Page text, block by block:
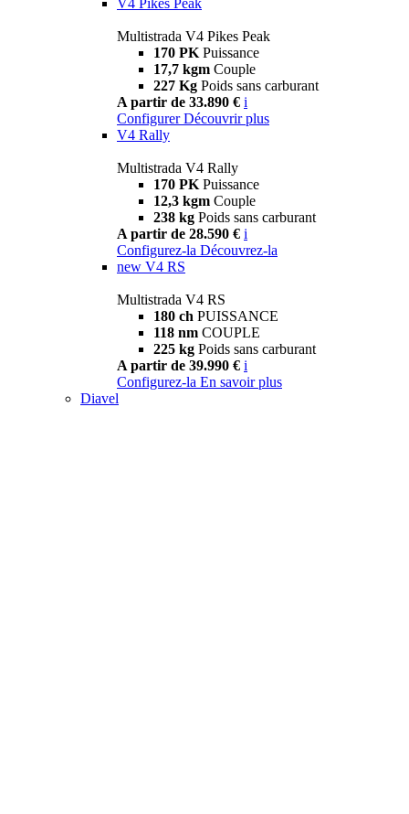
Multistrada V4 Pikes Peak
170 PK Puissance
17,7 kgm Couple
227 Kg Poids sans carburant
A partir de 33.890 € i
Configurer Découvrir plus
V4 Rally
Multistrada V4 Rally
170 PK Puissance
12,3 kgm Couple
238 kg Poids sans carburant
A partir de 28.590 € i
Configurez-la Découvrez-la
new V4 RS
Multistrada V4 RS
180 ch PUISSANCE
118 nm COUPLE
225 kg Poids sans carburant
A partir de 39.990 € i
Configurez-la En savoir plus
Diavel